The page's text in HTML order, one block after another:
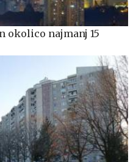
okolico najmanj 15